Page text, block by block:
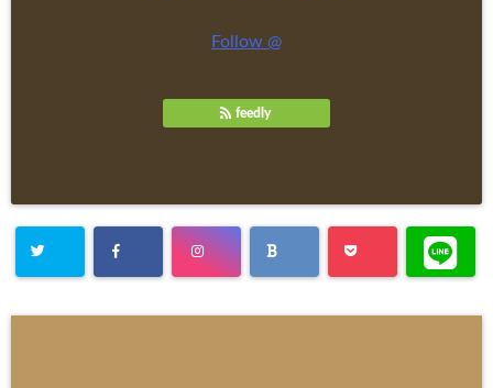
Follow @
feedly